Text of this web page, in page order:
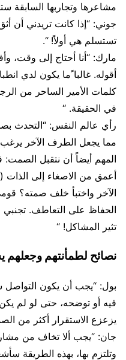
مشاعرها وتجاربها السابقة
جوني: “إذا كانت تريدني أن
تستسلم هي أولاً! “.
مارك: “أنا أحتاج إلى وقت،
أقوله. غالبا ًما يكون لدي
كلمات الأمير الساحر من
في الحقيقة. “
رأي عالم النفس: “التحدث
مما يجعل الطرف الآخر
المهم أيضاً أن نتقبل
أعمق من الاصغاء إلى الذات
الآخر واختبأ خلف صمته؟
الحفاظ على التعاطف.
تثير المشاكل! “
نصائح لطمأنتهم وجعلهم
بول: “يجب أن يكون التواصل
فيه أو توضحه، حتى لو لم
يزعزع الاستقرار أكثر من
جان: “يجب ألا تخاف من
وتلتزم بها، بهذه الطريقة